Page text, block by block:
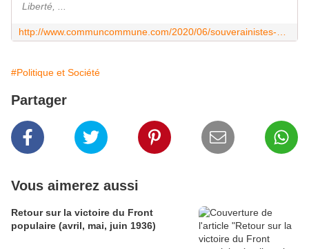
Liberté, ...
#Politique et Société
Partager
Vous aimerez aussi
Retour sur la victoire du Front
populaire (avril, mai, juin 1936)